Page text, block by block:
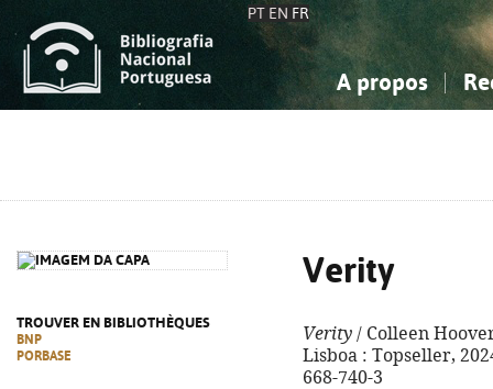
PT EN FR
A propos
TROUVER EN BIBLIOTHÈQUES
BNP
PORBASE
Verity
Verity / Colleen
Lisboa : Topseller,
668-740-3